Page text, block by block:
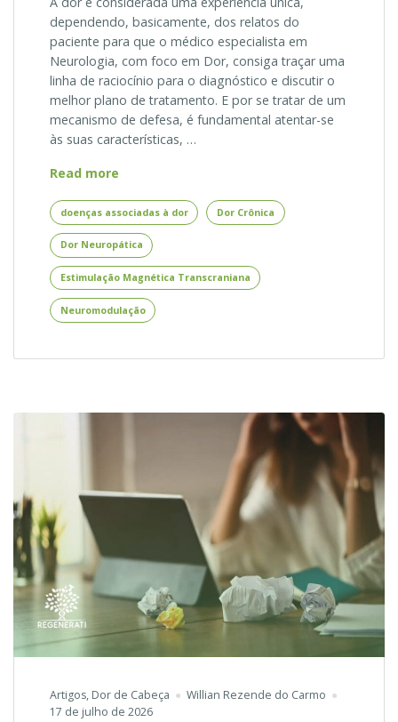
dependendo, basicamente, dos relatos do
paciente para que o médico especialista em
Neurologia, com foco em Dor, consiga traçar uma
linha de raciocínio para o diagnóstico e discutir o
melhor plano de tratamento. E por se tratar de um
mecanismo de defesa, é fundamental atentar-se
às suas características, …
Read more
Transcraniana
para
Dor
e
suas
Principais
Doenças
doenças associadas à dor Dor Crônica
Dor Neuropática
Estimulação Magnética Transcraniana
Neuromodulação
Artigos, Dor de Cabeça
Willian Rezende do Carmo
17 de julho de 2026